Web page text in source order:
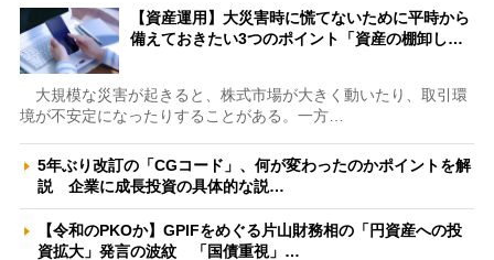
【資産運用】大災害時に慌てないために平時から
備えておきたい3つのポイント「資産の棚卸し…
大規模な災害が起きると、株式市場が大きく動いたり、取引環
境が不安定になったりすることがある。一方…
5年ぶり改訂の「CGコード」、何が変わったのかポイントを解
説 企業に成長投資の具体的な説…
【令和のPKOか】GPIFをめぐる片山財務相の「円資産への投
資拡大」発言の波紋 「国債重視」…